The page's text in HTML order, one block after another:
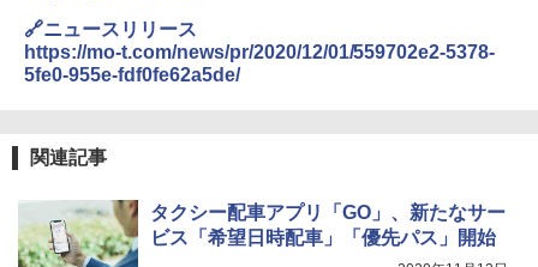
🔗ニュースリリース
https://mo-t.com/news/pr/2020/12/01/559702e2-5378-
5fe0-955e-fdf0fe62a5de/
関連記事
タクシー配車アプリ「GO」、新たなサー
ビス「希望日時配車」「優先パス」開始